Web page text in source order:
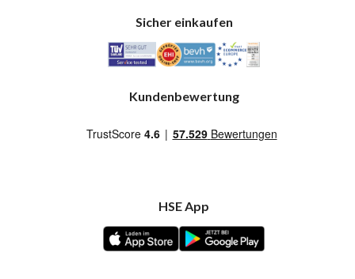
Sicher einkaufen
Kundenbewertung
HSE App